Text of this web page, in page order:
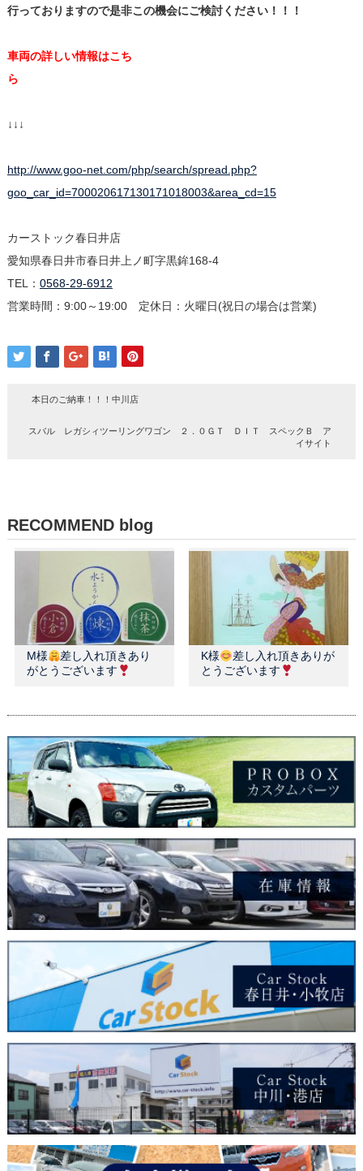
行っておりますので是非この機会にご検討ください！！！
車両の詳しい情報はこち
ら
↓↓↓
http://www.goo-net.com/php/search/spread.php?
goo_car_id=700020617130171018003&area_cd=15
カーストック春日井店
愛知県春日井市春日井上ノ町字黒鉾168-4
TEL： 0568-29-6912
営業時間：9:00～19:00 定休日：火曜日(祝日の場合は営業)
本日のご納車！！！中川店
スバル レガシィツーリングワゴン ２．０ＧＴ ＤＩＴ スペックＢ ア
イサイト
RECOMMEND blog
M様
差し入れ頂きあり
がとうございます
K様
差し入れ頂きありが
とうございます